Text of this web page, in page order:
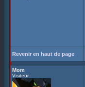
Revenir en haut de page
Mom
Visiteur